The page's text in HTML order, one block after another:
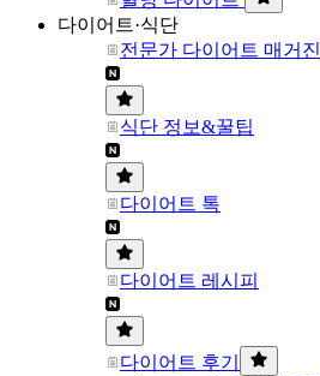
다이어트·식단
전문가 다이어트 매거진
식단 정보&꿀팁
다이어트 톡
다이어트 레시피
다이어트 후기